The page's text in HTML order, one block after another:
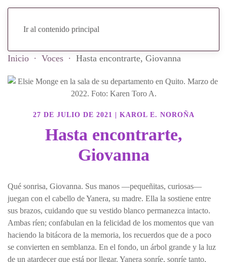
Ir al contenido principal
Inicio Voces Hasta encontrarte, Giovanna
27 DE JULIO DE 2021 KAROL E. NOROÑA
Hasta encontrarte,
Giovanna
Qué sonrisa, Giovanna. Sus manos —pequeñitas, curiosas—
juegan con el cabello de Yanera, su madre. Ella la sostiene entre
sus brazos, cuidando que su vestido blanco permanezca intacto.
Ambas ríen; confabulan en la felicidad de los momentos que van
haciendo la bitácora de la memoria, los recuerdos que de a poco
se convierten en semblanza. En el fondo, un árbol grande y la luz
de un atardecer que está por llegar. Yanera sonríe, sonríe tanto,